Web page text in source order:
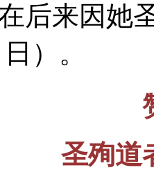
后来因她
）。
圣殉道